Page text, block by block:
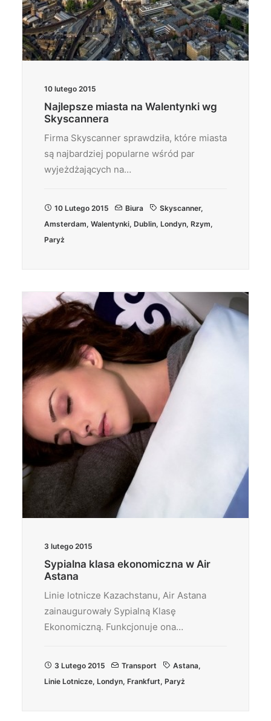
10 lutego 2015
Najlepsze miasta na Walentynki wg
Skyscannera
Firma Skyscanner sprawdziła, które miasta
są najbardziej popularne wśród par
wyjeżdżających na…
10 Lutego 2015 Biura Skyscanner,
Amsterdam, Walentynki, Dublin, Londyn, Rzym,
Paryż
3 lutego 2015
Sypialna klasa ekonomiczna w Air
Astana
Linie lotnicze Kazachstanu, Air Astana
zainaugurowały Sypialną Klasę
Ekonomiczną. Funkcjonuje ona…
3 Lutego 2015 Transport Astana,
Linie Lotnicze, Londyn, Frankfurt, Paryż